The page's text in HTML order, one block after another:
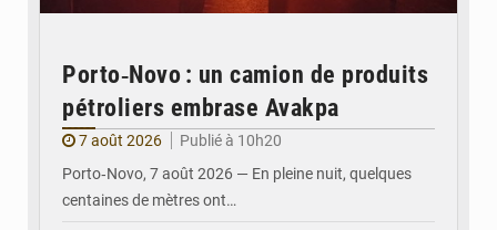
Porto‑Novo : un camion de produits
pétroliers embrase Avakpa
7 août 2026
Publié à 10h20
Porto‑Novo, 7 août 2026 — En pleine nuit, quelques
centaines de mètres ont…